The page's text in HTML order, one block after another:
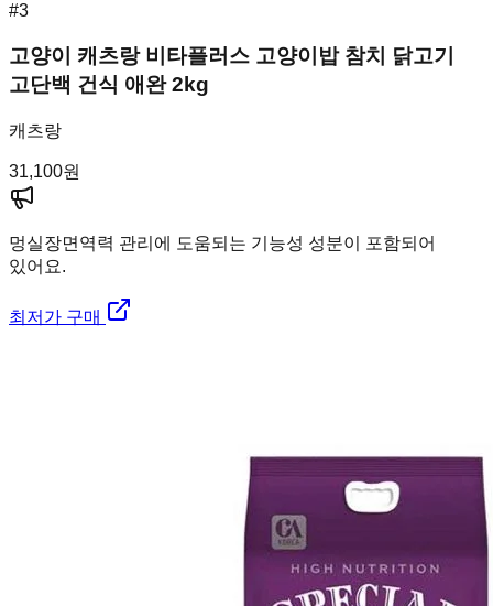
#3
고양이 캐츠랑 비타플러스 고양이밥 참치 닭고기
고단백 건식 애완 2kg
캐츠랑
31,100원
멍실장면역력 관리에 도움되는 기능성 성분이 포함되어
있어요.
최저가 구매